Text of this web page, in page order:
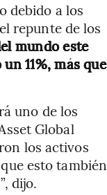
debido a los
repunte de los
mundo este
11%, más que
uno de los
Global
los activos
esto también
dijo.